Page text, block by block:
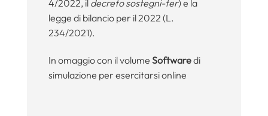
4/2022, il decreto sostegni-ter) e la
legge di bilancio per il 2022 (L.
234/2021).
In omaggio con il volume Softwaredi
simulazione per esercitarsi online